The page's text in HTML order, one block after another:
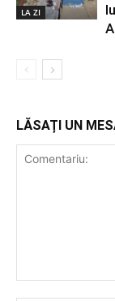
LA ZI
LĂSAȚI UN